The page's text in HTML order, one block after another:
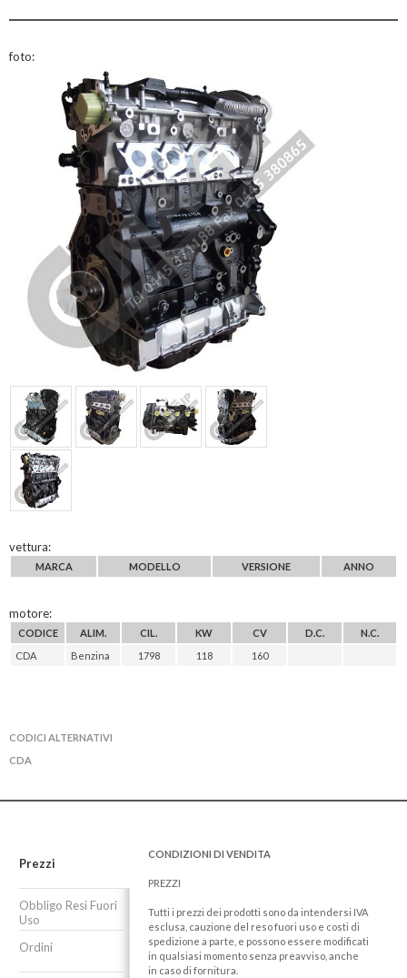
foto:
vettura:
MARCA MODELLO VERSIONE ANNO
motore:
CODICE ALIM. CIL. KW CV D.C.
N.C.
CDA
Benzina 1798 118 160
CODICI ALTERNATIVI
CDA
Prezzi
Obbligo Resi Fuori
Uso
Ordini
CONDIZIONI DI VENDITA
PREZZI
Tutti i prezzi dei prodotti sono da intendersi IVA
esclusa, cauzione del reso fuori uso e costi di
spedizione a parte, e possono essere modificati
in qualsiasi momento senza preavviso, anche
in caso di fornitura.